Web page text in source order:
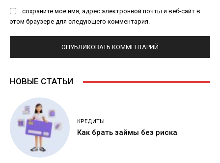
сохраните мое имя, адрес электронной почты и веб-сайт в
этом браузере для следующего комментария.
НОВЫЕ СТАТЬИ
КРЕДИТЫ
Как брать займы без риска